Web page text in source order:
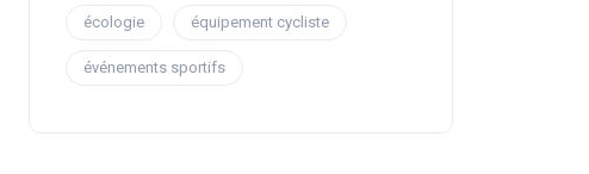
écologie équipement cycliste
événements sportifs